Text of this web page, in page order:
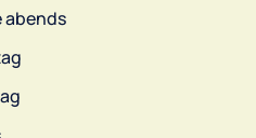
abends